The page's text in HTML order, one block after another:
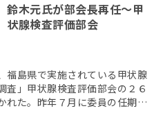
鈴木元氏が部会長再任〜甲
状腺検査評価部会
福島県で実施されている甲状腺
査」甲状腺検査評価部会の２６
れた。昨年７月に委員の任期を